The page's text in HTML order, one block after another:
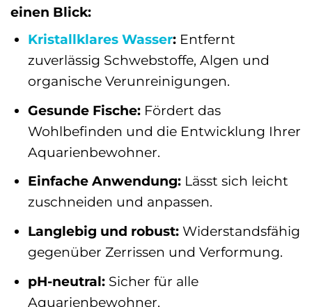
einen Blick:
Kristallklares Wasser:Entfernt
zuverlässig Schwebstoffe, Algen und
organische Verunreinigungen.
Gesunde Fische:Fördert das
Wohlbefinden und die Entwicklung Ihrer
Aquarienbewohner.
Einfache Anwendung:Lässt sich leicht
zuschneiden und anpassen.
Langlebig und robust:Widerstandsfähig
gegenüber Zerrissen und Verformung.
pH-neutral:Sicher für alle
Aquarienbewohner.